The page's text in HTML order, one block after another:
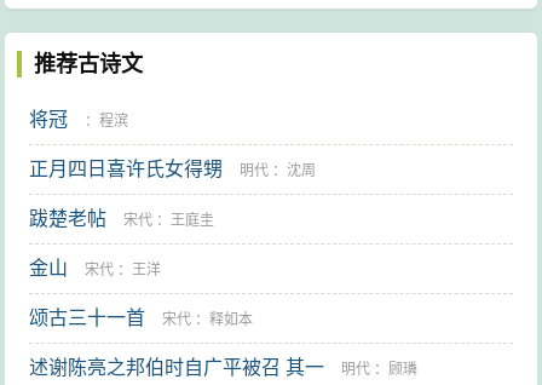
推荐古诗文
将冠 ：程滨
正月四日喜许氏女得甥 明代 ： 沈周
跋楚老帖 宋代 ：王庭圭
金山 宋代 ：王洋
颂古三十一首 宋代 ：释如本
述谢陈亮之邦伯时自广平被召 其一 明代 ：顾璘